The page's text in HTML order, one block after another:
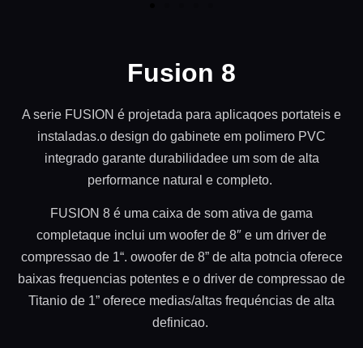
Fusion 8
A serie FUSION é projetada para aplicaqoes portateis e
instaladas.o design do gabinete em polimero PVC
integrado garante durabilidadee um som de alta
performance natural e completo.
FUSION 8 é uma caixa de som ativa de gama
completaque inclui um woofer de 8″ e um driver de
compressao de 1“. owoofer de 8” de alta potncia oferece
baixas frequencias potentes e o driver de compressao de
Titanio de 1” oferece medias/altas frequéncias de alta
definicao.